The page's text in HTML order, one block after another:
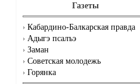
Газеты
Кабардино-Балкарская правда
Адыгэ псалъэ
Заман
Советская молодежь
Горянка